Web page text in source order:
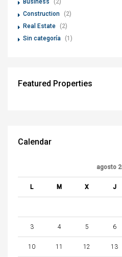
Construction (2)
Real Estate (2)
Sin categoría (1)
Featured Properties
Calendar
agosto
L M X J
3 4 5 6
10 11 12 13